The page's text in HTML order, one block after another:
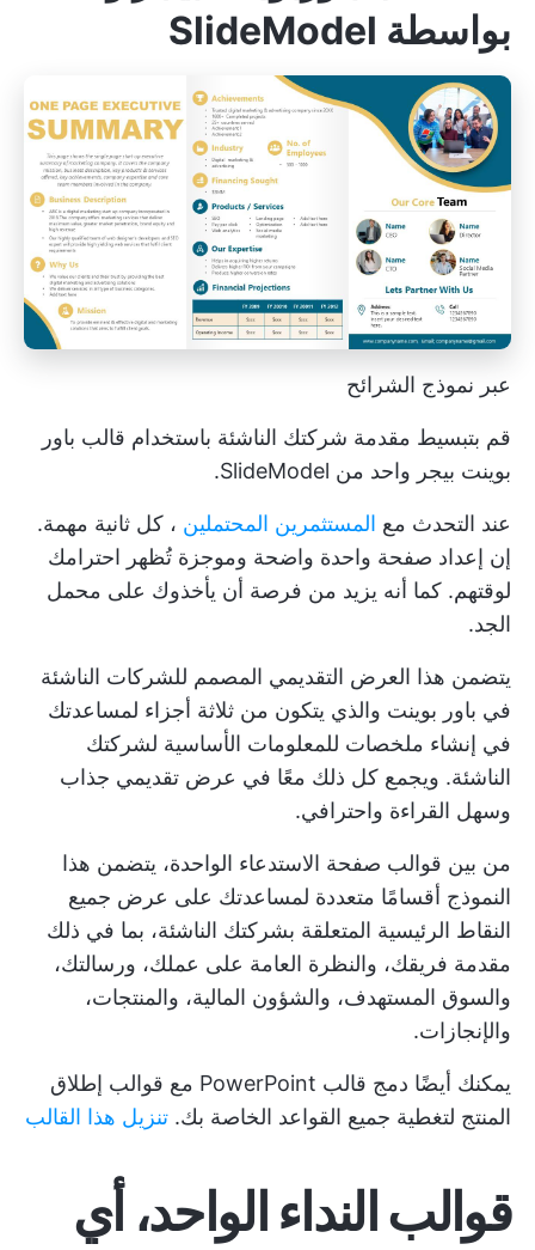
بواسطة SlideModel
عبر نموذج الشرائح
قم بتبسيط مقدمة شركتك الناشئة باستخدام قالب باور
بوينت بيجر واحد من SlideModel.
عند التحدث مع المستثمرين المحتملين ، كل ثانية مهمة.
إن إعداد صفحة واحدة واضحة وموجزة تُظهر احترامك
لوقتهم. كما أنه يزيد من فرصة أن يأخذوك على محمل
الجد.
يتضمن هذا العرض التقديمي المصمم للشركات الناشئة
في باور بوينت والذي يتكون من ثلاثة أجزاء لمساعدتك
في إنشاء ملخصات للمعلومات الأساسية لشركتك
الناشئة. ويجمع كل ذلك معًا في عرض تقديمي جذاب
وسهل القراءة واحترافي.
من بين قوالب صفحة الاستدعاء الواحدة، يتضمن هذا
النموذج أقسامًا متعددة لمساعدتك على عرض جميع
النقاط الرئيسية المتعلقة بشركتك الناشئة، بما في ذلك
مقدمة فريقك، والنظرة العامة على عملك، ورسالتك،
والسوق المستهدف، والشؤون المالية، والمنتجات،
والإنجازات.
يمكنك أيضًا دمج قالب PowerPoint مع
قوالب إطلاق
المنتج لتغطية جميع القواعد الخاصة بك. تنزيل هذا القالب
قوالب النداء الواحد، أي